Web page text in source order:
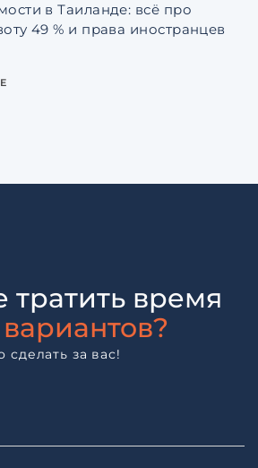
в Таиланде: всё про
49 % и права иностранцев
тратить время
сделать за вас!